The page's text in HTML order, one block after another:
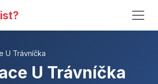
U Trávníčka
U Trávníčka